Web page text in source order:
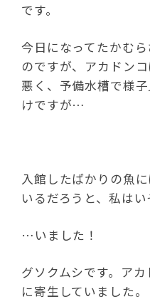
です。
今日になってたかむ
のですが、アカドン
悪く、予備水槽で様
けですが…
入館したばかりの魚
いるだろうと、私は
…いました！
グソクムシです。ア
に寄生していました。